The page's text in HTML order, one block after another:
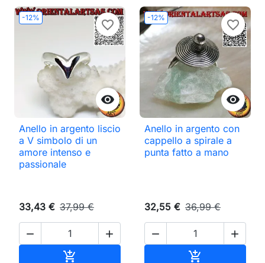
-12%

favorite_border
Anello in argento liscio
a V simbolo di un
amore intenso e
passionale
33,43 € 37,99 €
 

-12%

favorite_border
Anello in argento con
cappello a spirale a
punta fatto a mano
32,55 € 36,99 €
 
